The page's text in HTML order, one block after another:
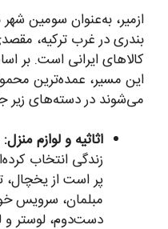
ازمیر، به‌عنوان سومین
بندری در غرب ترکیه،
کالاهای ایرانی است. بر
این مسیر، عمده‌ترین
می‌شوند در دسته‌های زیر
اثاثیه و لوازم منزل:
زندگی انتخاب
پر است از یخچال،
مبلمان، سرویس
دست‌دوم، لوستر و